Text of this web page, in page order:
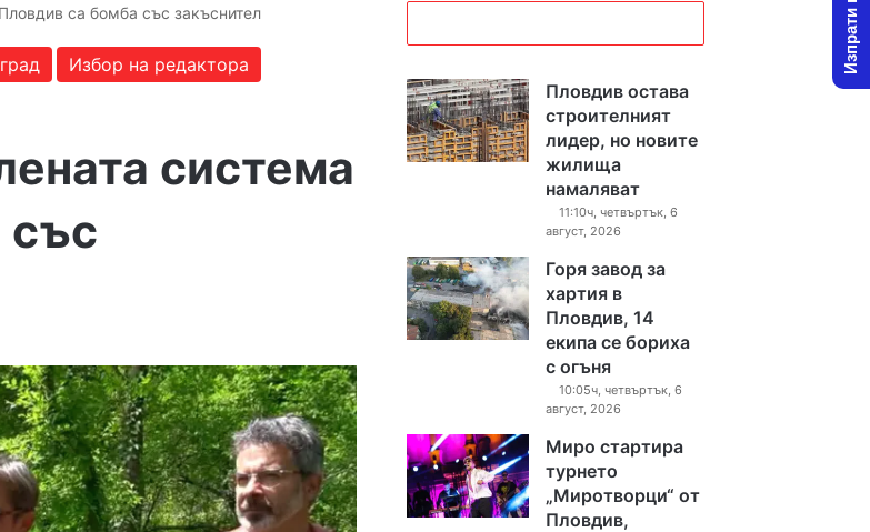
са бомба със закъснител
Избор на редактора
система
със
Пловдив остава
строителният
лидер, но новите
жилища
намаляват
11:10ч, четвъртък, 6
август, 2026
Горя завод за
хартия в
Пловдив, 14
екипа се бориха
с огъня
10:05ч, четвъртък, 6
август, 2026
Миро стартира
турнето
„Миротворци“ от
Пловдив,